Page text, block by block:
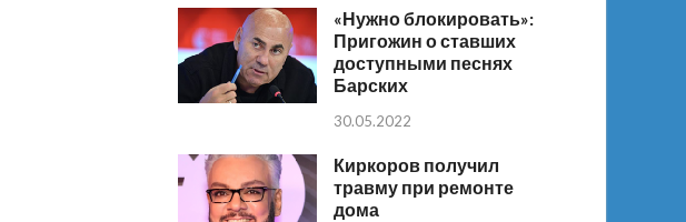
«Нужно блокировать»:
Пригожин о ставших
доступными песнях
Барских
30.05.2022
Киркоров получил
травму при ремонте
дома